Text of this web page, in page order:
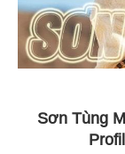
Sơn Tùng